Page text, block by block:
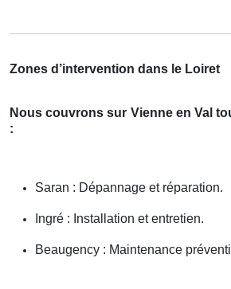
Zones d’intervention dans le Loiret
Nous couvrons sur Vienne en Val
:
Saran : Dépannage et réparation.
Ingré : Installation et entretien.
Beaugency : Maintenance